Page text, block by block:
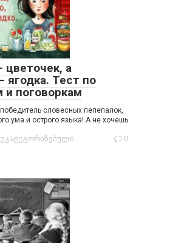
цветочек, а
ягодка. Тест по
и поговоркам
словесных пепепалок,
ума и острого языка! А не хочешь
0